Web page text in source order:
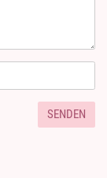
SENDEN